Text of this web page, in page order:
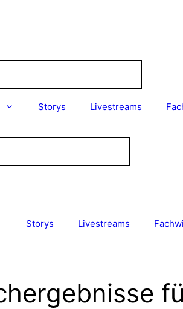
Storys Livestreams
Storys Livestreams